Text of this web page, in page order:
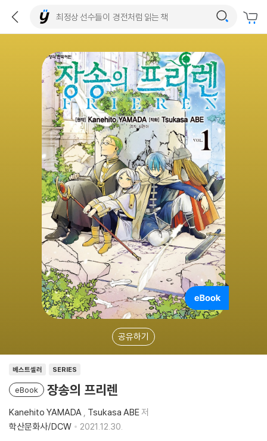
공유하기
베스트셀러 SERIES
eBook 장송의 프리렌
Kanehito YAMADA , Tsukasa ABE저
학산문화사/DCW
2021.12.30.